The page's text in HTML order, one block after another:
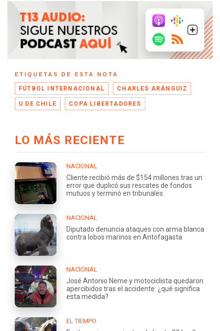
ETIQUETAS DE ESTA NOTA
FÚTBOL INTERNACIONAL CHARLES ARÁNGUIZ
U DE CHILE COPA LIBERTADORES
LO MÁS RECIENTE
NACIONAL
Cliente recibió más de $154 millones tras un
error que duplicó sus rescates de fondos
mutuos y terminó en tribunales
NACIONAL
Diputado denuncia ataques con arma blanca
contra lobos marinos en Antofagasta
NACIONAL
José Antonio Neme y motociclista quedaron
apercibidos tras el accidente: ¿qué significa
esta medida?
EL TIEMPO